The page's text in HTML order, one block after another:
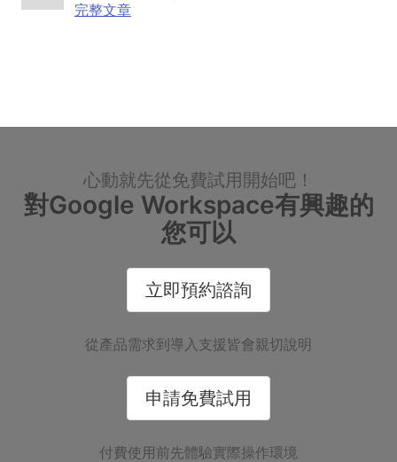
完整文章
心動就先從免費試用開始吧！
對Google Workspace有興趣的
您可以
立即預約諮詢
從產品需求到導入支援皆會親切說明
申請免費試用
付費使用前先體驗實際操作環境